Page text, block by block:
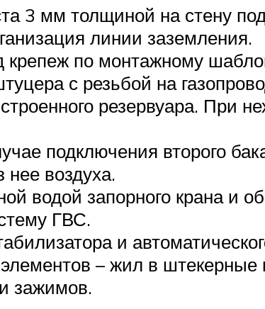
3 мм толщиной на стену
линии заземления.
крепеж по монтажному
с резьбой на
резервуара. При
подключения второго
воздуха.
водой запорного крана и
ГВС.
и
– жил в
зажимов.